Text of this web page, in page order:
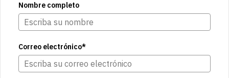
Nombre completo
Correo electrónico*